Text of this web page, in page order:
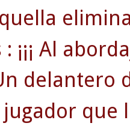
¡¡¡ Al
delantero
jugador que